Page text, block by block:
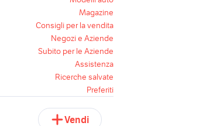
Magazine
Consigli per la vendita
Negozi e Aziende
Subito per le Aziende
Assistenza
Ricerche salvate
Preferiti
Vendi